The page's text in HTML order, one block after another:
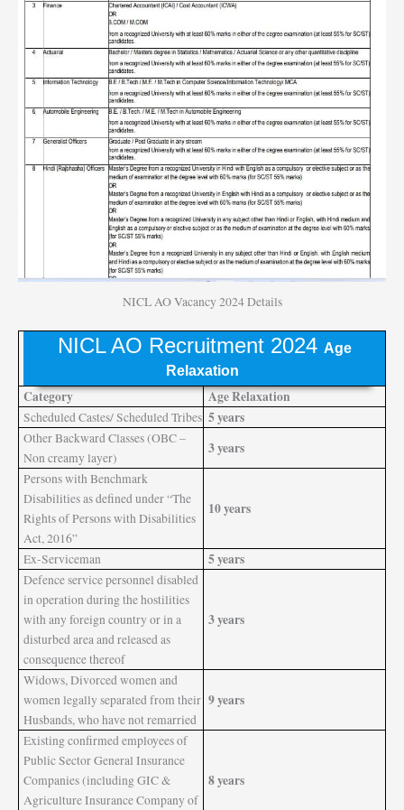
NICL AO Vacancy 2024 Details
NICL AO Recruitment 2024 Age
Relaxation
Category Age Relaxation
Scheduled Castes/ Scheduled Tribes 5 years
Other Backward Classes (OBC –
Non creamy layer)
3 years
Persons with Benchmark
Disabilities as defined under “The
Rights of Persons with Disabilities
Act, 2016”
10 years
Ex-Serviceman 5 years
Defence service personnel disabled
in operation during the hostilities
with any foreign country or in a
disturbed area and released as
consequence thereof
3 years
Widows, Divorced women and
women legally separated from their
Husbands, who have not remarried
9 years
Existing confirmed employees of
Public Sector General Insurance
Companies (including GIC &
Agriculture Insurance Company of
8 years